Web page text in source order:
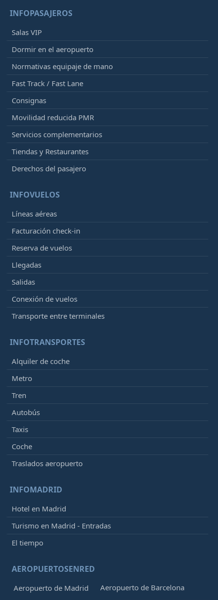
INFOPASAJEROS
Salas VIP
Dormir en el aeropuerto
Normativas equipaje de mano
Fast Track / Fast Lane
Consignas
Movilidad reducida PMR
Servicios complementarios
Tiendas y Restaurantes
Derechos del pasajero
INFOVUELOS
Líneas aéreas
Facturación check-in
Reserva de vuelos
Llegadas
Salidas
Conexión de vuelos
Transporte entre terminales
INFOTRANSPORTES
Alquiler de coche
Metro
Tren
Autobús
Taxis
Coche
Traslados aeropuerto
INFOMADRID
Hotel en Madrid
Turismo en Madrid - Entradas
El tiempo
AEROPUERTOSENRED
Aeropuerto de Madrid
Aeropuerto de Barcelona